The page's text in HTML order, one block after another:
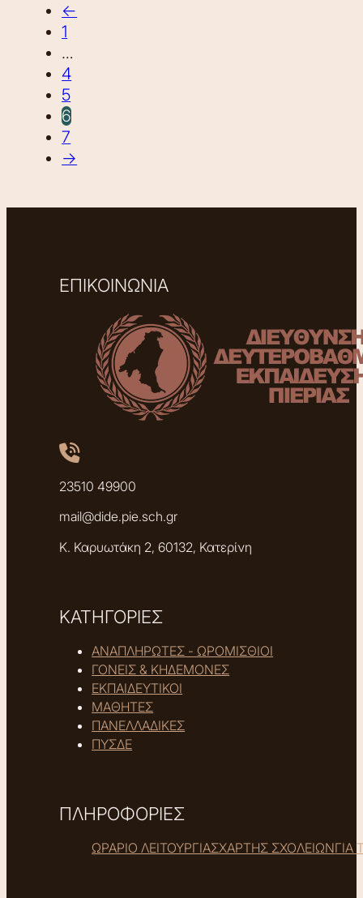
←
1
…
4
5
6
7
→
ΕΠΙΚΟΙΝΩΝΙΑ
23510 49900
mail@dide.pie.sch.gr
Κ. Καρυωτάκη 2, 60132, Κατερίνη
ΚΑΤΗΓΟΡΙΕΣ
ΑΝΑΠΛΗΡΩΤΕΣ - ΩΡΟΜΙΣΘΙΟΙ
ΓΟΝΕΙΣ & ΚΗΔΕΜΟΝΕΣ
ΕΚΠΑΙΔΕΥΤΙΚΟΙ
ΜΑΘΗΤΕΣ
ΠΑΝΕΛΛΑΔΙΚΕΣ
ΠΥΣΔΕ
ΠΛΗΡΟΦΟΡΙΕΣ
ΩΡΑΡΙΟ ΛΕΙΤΟΥΡΓΙΑΣΧΑΡΤΗΣ ΣΧΟΛΕΙΩΝΓΙΑ